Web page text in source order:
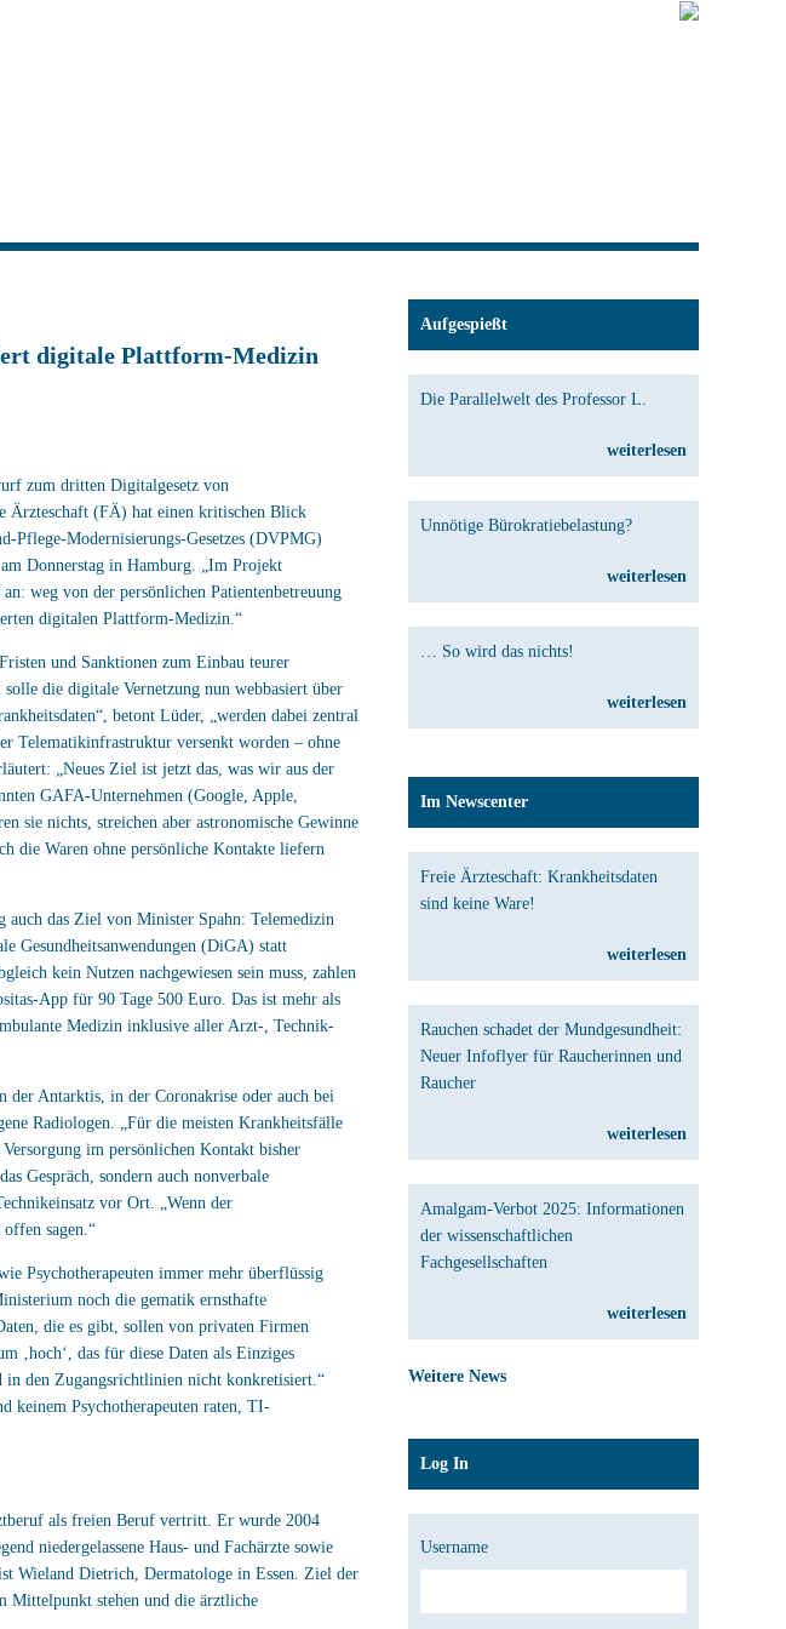
digitale Plattform-Medizin
zum dritten Digitalgesetz von
Ärzteschaft (FÄ) hat einen kritischen Blick
Pflege-Modernisierungs-Gesetzes (DVPMG)
Donnerstag in Hamburg. „Im Projekt
weg von der persönlichen Patientenbetreuung
digitalen Plattform-Medizin.“
und Sanktionen zum Einbau teurer
die digitale Vernetzung nun webbasiert über
betont Lüder, „werden dabei zentral
Telematikinfrastruktur versenkt worden – ohne
„Neues Ziel ist jetzt das, was wir aus der
GAFA-Unternehmen (Google, Apple,
sie nichts, streichen aber astronomische Gewinne
die Waren ohne persönliche Kontakte liefern
auch das Ziel von Minister Spahn: Telemedizin
Gesundheitsanwendungen (DiGA) statt
kein Nutzen nachgewiesen sein muss, zahlen
App für 90 Tage 500 Euro. Das ist mehr als
Medizin inklusive aller Arzt-, Technik-
der Antarktis, in der Coronakrise oder auch bei
Radiologen. „Für die meisten Krankheitsfälle
im persönlichen Kontakt bisher
Gespräch, sondern auch nonverbale
vor Ort. „Wenn der
sagen.“
Psychotherapeuten immer mehr überflüssig
noch die gematik ernsthafte
die es gibt, sollen von privaten Firmen
‚hoch‘, das für diese Daten als Einziges
in den Zugangsrichtlinien nicht konkretisiert.“
keinem Psychotherapeuten raten, TI-
als freien Beruf vertritt. Er wurde 2004
niedergelassene Haus- und Fachärzte sowie
Wieland Dietrich, Dermatologe in Essen. Ziel der
Mittelpunkt stehen und die ärztliche
Aufgespießt
Die Parallelwelt des Professor L.
weiterlesen
Unnötige Bürokratiebelastung?
weiterlesen
… So wird das nichts!
weiterlesen
Im Newscenter
Freie Ärzteschaft: Krankheitsdaten
sind keine Ware!
weiterlesen
Rauchen schadet der Mundgesundheit:
Neuer Infoflyer für Raucherinnen und
Raucher
weiterlesen
Amalgam-Verbot 2025: Informationen
der wissenschaftlichen
Fachgesellschaften
weiterlesen
Weitere News
Log In
Username